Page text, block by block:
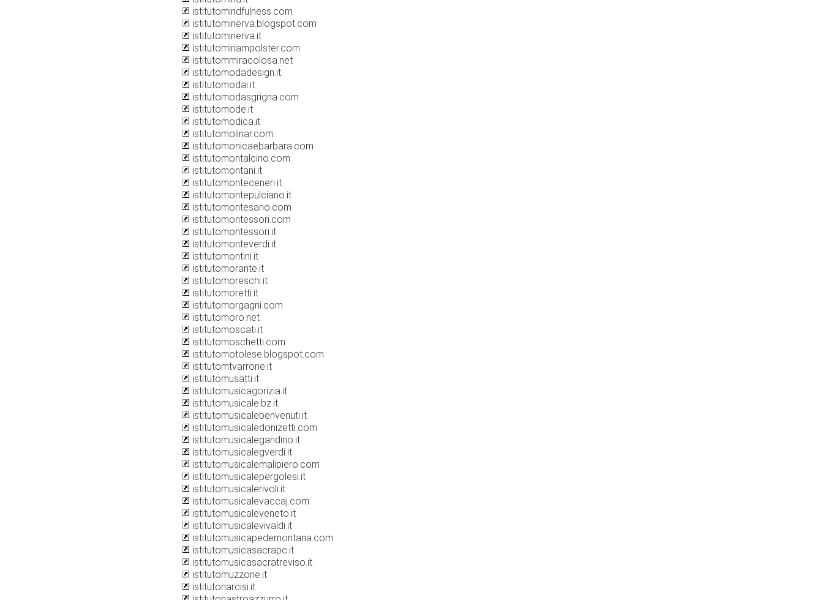
istitutomindfulness.com
istitutominerva.blogspot.com
istitutominerva.it
istitutomiriampolster.com
istitutommiracolosa.net
istitutomodadesign.it
istitutomodai.it
istitutomodasgrigna.com
istitutomode.it
istitutomodica.it
istitutomolinar.com
istitutomonicaebarbara.com
istitutomontalcino.com
istitutomontani.it
istitutomonteceneri.it
istitutomontepulciano.it
istitutomontesano.com
istitutomontessori.com
istitutomontessori.it
istitutomonteverdi.it
istitutomontini.it
istitutomorante.it
istitutomoreschi.it
istitutomoretti.it
istitutomorgagni.com
istitutomoro.net
istitutomoscati.it
istitutomoschetti.com
istitutomotolese.blogspot.com
istitutomtvarrone.it
istitutomusatti.it
istitutomusicagorizia.it
istitutomusicale.bz.it
istitutomusicalebenvenuti.it
istitutomusicaledonizetti.com
istitutomusicalegandino.it
istitutomusicalegverdi.it
istitutomusicalemalipiero.com
istitutomusicalepergolesi.it
istitutomusicalerivoli.it
istitutomusicalevaccaj.com
istitutomusicaleveneto.it
istitutomusicalevivaldi.it
istitutomusicapedemontana.com
istitutomusicasacrapc.it
istitutomusicasacratreviso.it
istitutomuzzone.it
istitutonarcisi.it